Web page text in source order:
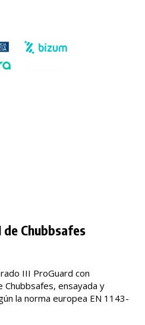
de Chubbsafes
III ProGuard con
Chubbsafes, ensayada y
la norma europea EN 1143-